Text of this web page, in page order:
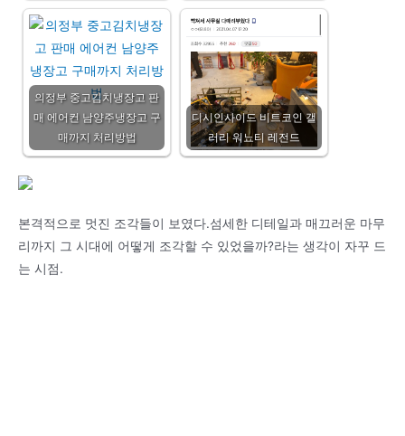
의정부 중고김치냉장고 판
매 에어컨 남양주냉장고 구
매까지 처리방법
디시인사이드 비트코인 갤
러리 워뇨티 레전드
본격적으로 멋진 조각들이 보였다.섬세한 디테일과 매끄러운 마무
리까지 그 시대에 어떻게 조각할 수 있었을까?라는 생각이 자꾸 드
는 시점.